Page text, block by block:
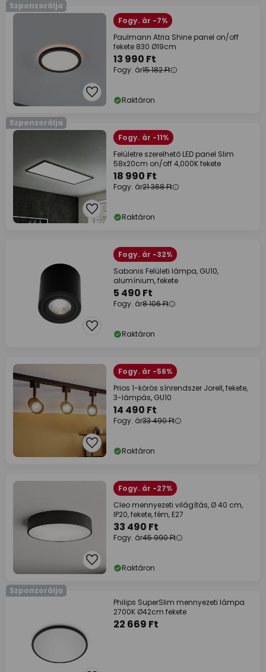
Szponzorálja
Fogy. ár -7%
Paulmann Atria Shine panel on/off
fekete 830 Ø19cm
13 990 Ft
Fogy. ár15 182 Ft
Raktáron
Szponzorálja
Fogy. ár -11%
Felületre szerelhető LED panel Slim
58x20cm on/off 4,000K fekete
18 990 Ft
Fogy. ár21 368 Ft
Raktáron
Fogy. ár -32%
Sabonis Felületi lámpa, GU10,
alumínium, fekete
5 490 Ft
Fogy. ár8 106 Ft
Raktáron
Fogy. ár -56%
Prios 1-körös sínrendszer Jorell, fekete,
3-lámpás, GU10
14 490 Ft
Fogy. ár33 490 Ft
Raktáron
Fogy. ár -27%
Cleo mennyezeti világítás, Ø 40 cm,
IP20, fekete, fém, E27
33 490 Ft
Fogy. ár45 990 Ft
Raktáron
Szponzorálja
Philips SuperSlim mennyezeti lámpa
2700K Ø42cm fekete
22 669 Ft